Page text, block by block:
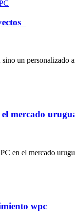
un personalizado
mercado
en el mercado
wpc